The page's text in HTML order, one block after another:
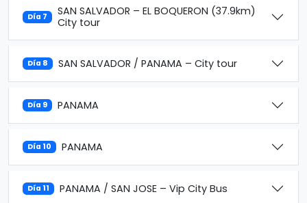
Día 7
SAN SALVADOR – EL BOQUERON (37.9km)
City tour
Día 8 SAN SALVADOR / PANAMA – City tour
Día 9 PANAMA
Día 10 PANAMA
Día 11 PANAMA / SAN JOSE – Vip City Bus